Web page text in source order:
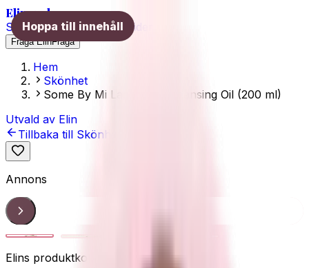
Hoppa till innehåll
Elins val
SkönhetHälsa TräningGuider
Fråga ElinFråga
Hem
Skönhet
Some By Mi Lacto Soy Cleansing Oil (200 ml)
Utvald av Elin
Tillbaka till Skönhet
Annons
Cleansing oil
1/ 4
Elins produktkoll